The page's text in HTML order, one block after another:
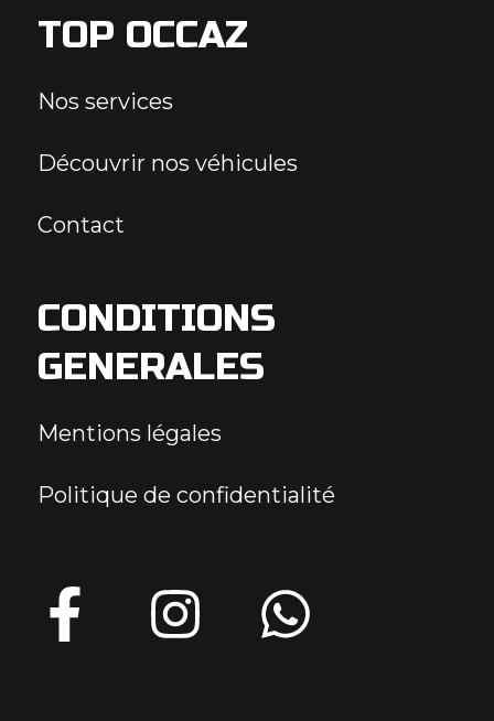
TOP OCCAZ
Nos services
Découvrir nos véhicules
Contact
CONDITIONS
GENERALES
Mentions légales
Politique de confidentialité